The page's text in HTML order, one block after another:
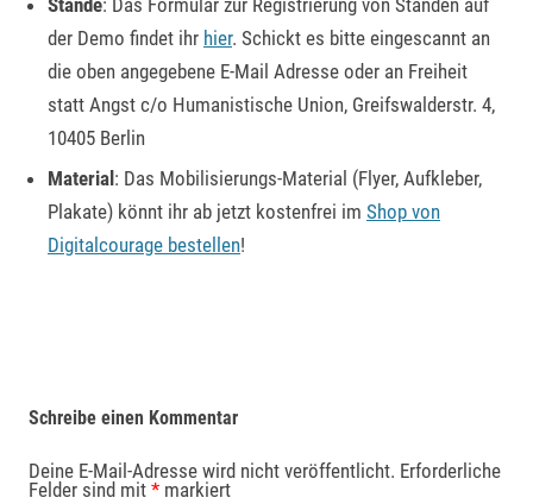
Stände: Das Formular zur Registrierung von Ständen auf
der Demo findet ihr hier. Schickt es bitte eingescannt an
die oben angegebene E-Mail Adresse oder an Freiheit
statt Angst c/o Humanistische Union, Greifswalderstr. 4,
10405 Berlin
Material : Das Mobilisierungs-Material (Flyer, Aufkleber,
Plakate) könnt ihr ab jetzt kostenfrei im Shop von
Digitalcourage bestellen!
Schreibe einen Kommentar
Deine E-Mail-Adresse wird nicht veröffentlicht. Erforderliche
Felder sind mit * markiert